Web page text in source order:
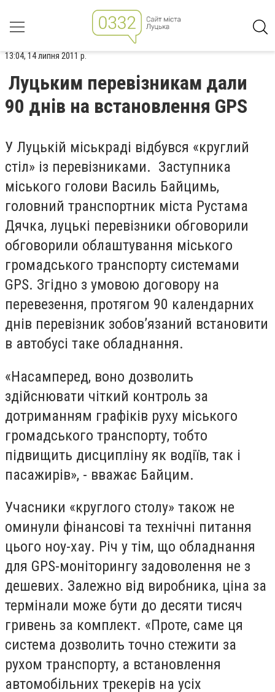
13:04, 14 липня 2011 р.
Луцьким перевізникам дали
90 днів на встановлення GPS
У Луцькій міськраді відбувся «круглий
стіл» із перевізниками. Заступника
міського голови Василь Байцимь,
головний транспортник міста Рустама
Дячка, луцькі перевізники обговорили
обговорили облаштування міського
громадського транспорту системами
GPS. Згідно з умовою договору на
перевезення, протягом 90 календарних
днів перевізник зобов’язаний встановити
в автобусі таке обладнання.
«Насамперед, воно дозволить
здійснювати чіткий контроль за
дотриманням графіків руху міського
громадського транспорту, тобто
підвищить дисципліну як водіїв, так і
пасажирів», - вважає Байцим.
Учасники «круглого столу» також не
оминули фінансові та технічні питання
цього ноу-хау. Річ у тім, що обладнання
для GPS-моніторингу задоволення не з
дешевих. Залежно від виробника, ціна за
термінали може бути до десяти тисяч
гривень за комплект. «Проте, саме ця
система дозволить точно стежити за
рухом транспорту, а встановлення
автомобільних трекерів на усіх